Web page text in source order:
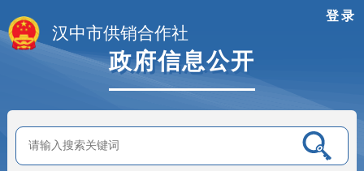
登录
汉中市供销合作社
政府信息公开